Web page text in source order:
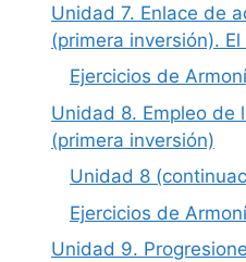
Unidad 7. Enlace de
(primera inversión).
Ejercicios de
Unidad 8. Empleo de
(primera inversión)
Unidad 8
Ejercicios de
Unidad 9.